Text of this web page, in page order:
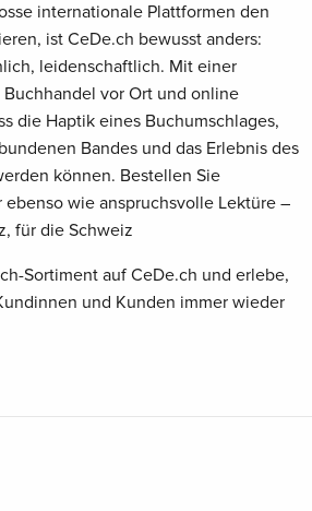
internationale Plattformen den
ist CeDe.ch bewusst anders:
leidenschaftlich. Mit einer
vor Ort und online
die Haptik eines Buchumschlages,
Bandes und das Erlebnis des
können. Bestellen Sie
ebenso wie anspruchsvolle Lektüre –
für die Schweiz
Sortiment auf CeDe.ch und erlebe,
und Kunden immer wieder